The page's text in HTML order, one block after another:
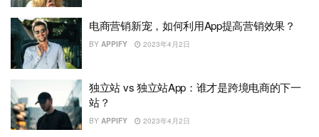
电商营销新宠，如何利用App提高营销效果？
BY APPIFY 2023年4月2日
独立站 vs 独立站App：谁才是跨境电商的下一
站？
BY APPIFY 2023年4月2日